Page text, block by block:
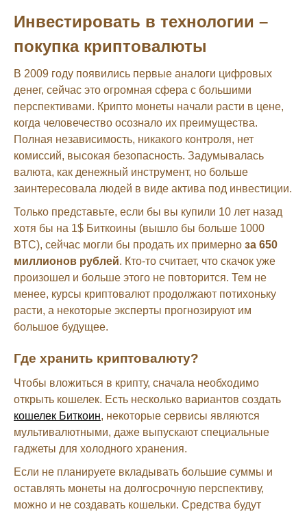
Инвестировать в технологии –
покупка криптовалюты
В 2009 году появились первые аналоги цифровых
денег, сейчас это огромная сфера с большими
перспективами. Крипто монеты начали расти в цене,
когда человечество осознало их преимущества.
Полная независимость, никакого контроля, нет
комиссий, высокая безопасность. Задумывалась
валюта, как денежный инструмент, но больше
заинтересовала людей в виде актива под инвестиции.
Только представьте, если бы вы купили 10 лет назад
хотя бы на 1$ Биткоины (вышло бы больше 1000
BTC), сейчас могли бы продать их примерно за 650
миллионов рублей. Кто-то считает, что скачок уже
произошел и больше этого не повторится. Тем не
менее, курсы криптовалют продолжают потихоньку
расти, а некоторые эксперты прогнозируют им
большое будущее.
Где хранить криптовалюту?
Чтобы вложиться в крипту, сначала необходимо
открыть кошелек. Есть несколько вариантов создать
кошелек Биткоин, некоторые сервисы являются
мультивалютными, даже выпускают специальные
гаджеты для холодного хранения.
Если не планируете вкладывать большие суммы и
оставлять монеты на долгосрочную перспективу,
можно и не создавать кошельки. Средства будут